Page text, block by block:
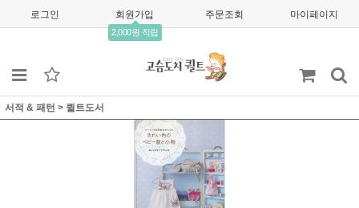
로그인 회원가입
2,000원 적립
주문조회 마이페이지
서적 & 패턴 > 퀼트도서